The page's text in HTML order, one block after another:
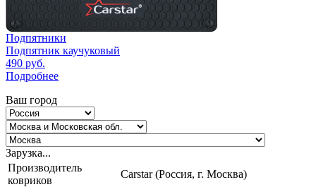
Подпятники
Подпятник каучуковый
490 руб.
Подробнее
Ваш город
Зарузка...
Производитель
ковриков
Carstar (Россия, г. Москва)